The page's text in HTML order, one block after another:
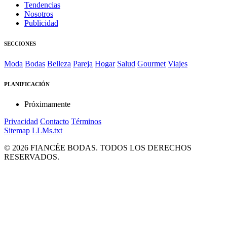
Tendencias
Nosotros
Publicidad
SECCIONES
Moda Bodas Belleza Pareja Hogar Salud Gourmet Viajes
PLANIFICACIÓN
Próximamente
Privacidad Contacto Términos
Sitemap LLMs.txt
© 2026 FIANCÉE BODAS. TODOS LOS DERECHOS
RESERVADOS.